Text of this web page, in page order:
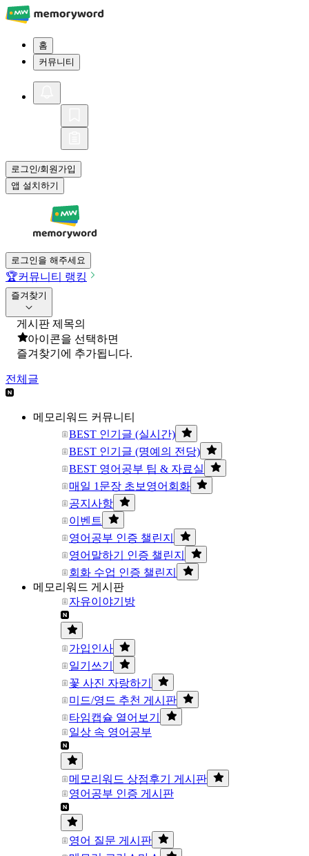
홈
커뮤니티
로그인/회원가입
앱 설치하기
로그인을 해주세요
🏆커뮤니티 랭킹
즐겨찾기
게시판 제목의
아이콘을 선택하면
즐겨찾기에 추가됩니다.
전체글
메모리워드 커뮤니티
BEST 인기글 (실시간)
BEST 인기글 (명예의 전당)
BEST 영어공부 팁 & 자료실
매일 1문장 초보영어회화
공지사항
이벤트
영어공부 인증 챌린지
영어말하기 인증 챌린지
회화 수업 인증 챌린지
메모리워드 게시판
자유이야기방
가입인사
일기쓰기
꽃 사진 자랑하기
미드/영드 추천 게시판
타임캡슐 열어보기
일상 속 영어공부
메모리워드 상점후기 게시판
영어공부 인증 게시판
영어 질문 게시판